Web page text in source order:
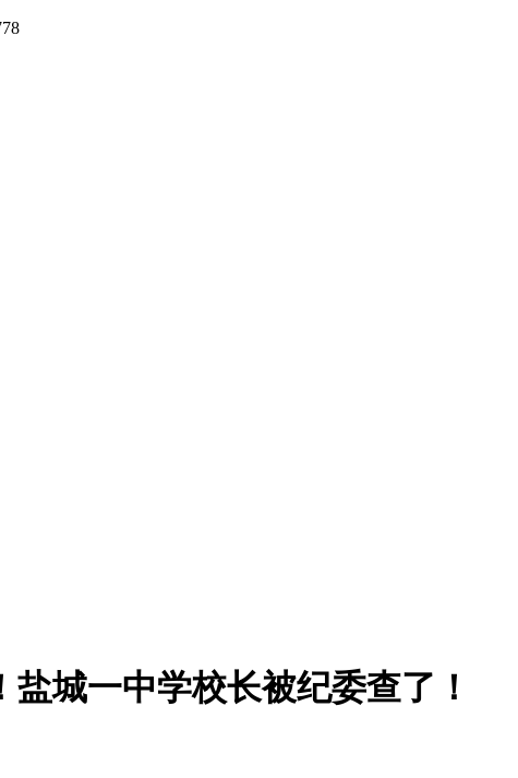
城一中学校长被纪委查了！